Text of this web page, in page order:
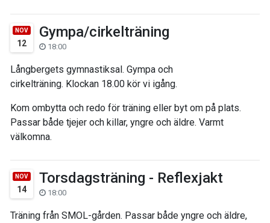
NOV
12
Gympa/cirkelträning
18:00
Långbergets gymnastiksal. Gympa och
cirkelträning. Klockan 18.00 kör vi igång.
Kom ombytta och redo för träning eller byt om på plats.
Passar både tjejer och killar, yngre och äldre. Varmt
välkomna.
NOV
14
Torsdagsträning - Reflexjakt
18:00
Träning från SMOL-gården. Passar både yngre och äldre,